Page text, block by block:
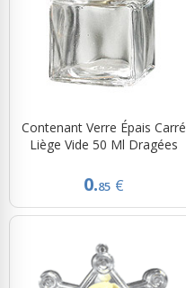
Contenant Verre Épais Carré
Liège Vide 50 Ml Dragées
0.85 €